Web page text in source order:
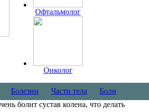
Офтальмолог
Онколог
Болезни Части тела
Боли
болит сустав колена, что делать